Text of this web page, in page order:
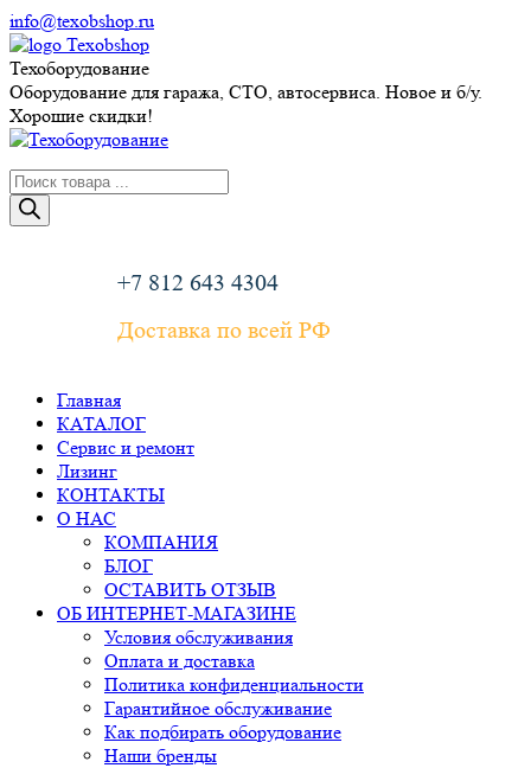
Перейти
к
содержанию
info@texobshop.ru
Telegram
page
opens
in
new
Whatsapp
page
opens
in
new
Вконтакте
page
opens
in
new
Сайт
page
opens
in
new
Техоборудование
Оборудование для гаража, СТО, автосервиса. Новое и б/у.
Хорошие скидки!
Поиск
товаров
+7 812 643 4304
Доставка по всей РФ
Главная
КАТАЛОГ
Сервис и ремонт
Лизинг
КОНТАКТЫ
О НАС
КОМПАНИЯ
БЛОГ
ОСТАВИТЬ ОТЗЫВ
ОБ ИНТЕРНЕТ-МАГАЗИНЕ
Условия обслуживания
Оплата и доставка
Политика конфиденциальности
Гарантийное обслуживание
Как подбирать оборудование
Наши бренды